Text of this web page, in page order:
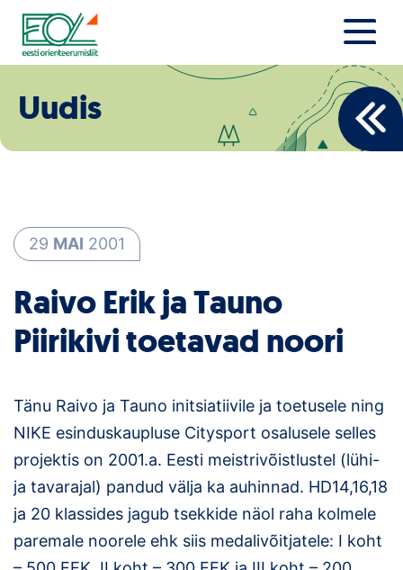
Liigu
sisu
juurde
Estonian Orienteering Federation
Loha
Kontakt
EOL
Galerii
Uudis
29 MAI 2001
Raivo Erik ja Tauno
Piirikivi toetavad noori
Tänu Raivo ja Tauno initsiatiivile ja toetusele ning
NIKE esinduskaupluse Citysport osalusele selles
projektis on 2001.a. Eesti meistrivõistlustel (lühi-
ja tavarajal) pandud välja ka auhinnad. HD14,16,18
ja 20 klassides jagub tsekkide näol raha kolmele
paremale noorele ehk siis medalivõitjatele: I koht